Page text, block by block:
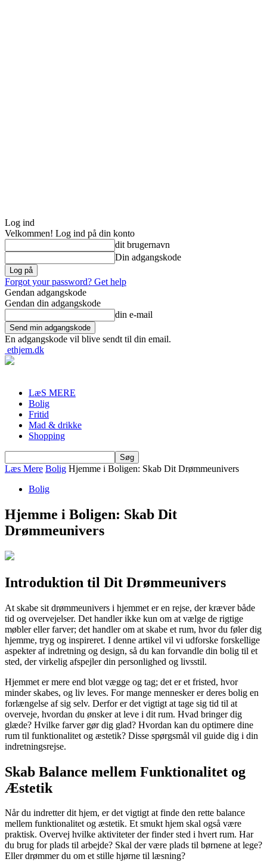
Log ind
Velkommen! Log ind på din konto
dit brugernavn
Din adgangskode
Forgot your password? Get help
Gendan adgangskode
Gendan din adgangskode
din e-mail
En adgangskode vil blive sendt til din email.
ethjem.dk
LæS MERE
Bolig
Fritid
Mad & drikke
Shopping
Læs Mere Bolig Hjemme i Boligen: Skab Dit Drømmeunivers
Bolig
Hjemme i Boligen: Skab Dit
Drømmeunivers
Introduktion til Dit Drømmeunivers
At skabe sit drømmeunivers i hjemmet er en rejse, der kræver både
tid og overvejelser. Det handler ikke kun om at vælge de rigtige
møbler eller farver; det handler om at skabe et rum, hvor du føler dig
hjemme, tryg og inspireret. I denne artikel vil vi udforske forskellige
aspekter af indretning og design, så du kan forvandle din bolig til et
sted, der virkelig afspejler din personlighed og livsstil.
Hjemmet er mere end blot vægge og tag; det er et fristed, hvor
minder skabes, og liv leves. For mange mennesker er deres bolig en
forlængelse af sig selv. Derfor er det vigtigt at tage sig tid til at
overveje, hvordan du ønsker at leve i dit rum. Hvad bringer dig
glæde? Hvilke farver gør dig glad? Hvordan kan du optimere dine
rum til funktionalitet og æstetik? Disse spørgsmål vil guide dig i din
indretningsrejse.
Skab Balance mellem Funktionalitet og
Æstetik
Når du indretter dit hjem, er det vigtigt at finde den rette balance
mellem funktionalitet og æstetik. Et smukt hjem skal også være
praktisk. Overvej hvilke aktiviteter der finder sted i hvert rum. Har
du brug for plads til arbejde? Skal der være plads til børnene at lege?
Eller drømmer du om et stille hjørne til læsning?